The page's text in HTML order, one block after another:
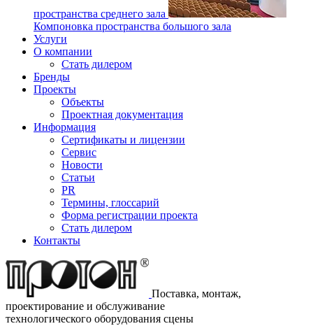
пространства среднего зала
Компоновка пространства большого зала
Услуги
О компании
Стать дилером
Бренды
Проекты
Объекты
Проектная документация
Информация
Сертификаты и лицензии
Сервис
Новости
Статьи
PR
Термины, глоссарий
Форма регистрации проекта
Стать дилером
Контакты
Поставка, монтаж,
проектирование и обслуживание
технологического оборудования сцены